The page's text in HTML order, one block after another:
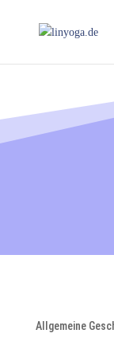
Allgemeine